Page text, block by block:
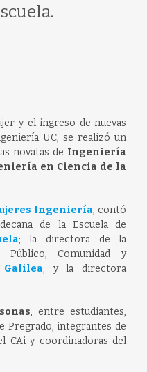
y el ingreso de nuevas
UC, se realizó un
novatas de Ingeniería
en Ciencia de la
Ingeniería, contó
de la Escuela de
; la directora de la
Comunidad y
; y la directora
, entre estudiantes,
Pregrado, integrantes de
CAi y coordinadoras del